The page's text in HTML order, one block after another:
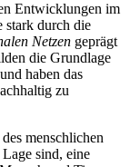
Entwicklungen im
stark durch die
Netzen geprägt
die Grundlage
und haben das
zu
menschlichen
sind, eine